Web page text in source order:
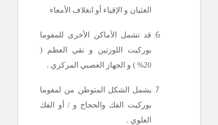
الغثيان و الإقياء أو انغلاف الأمعاء
قد تشمل الأماكن الأخرى للمفوما
بوركيت اللوزتين و نقي العظم (
20% ) و الجهاز العصبي المركزي .
يشمل الشكل المتوطن من لمفوما
بوركيت الفك والحجاج و/ أو الفك
العلوي .